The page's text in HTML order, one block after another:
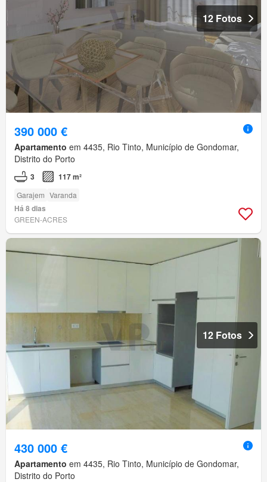
12 Fotos
390 000 €
Apartamento em 4435, Rio Tinto, Município de Gondomar,
Distrito do Porto
3 117 m²
Garajem Varanda
Há 8 dias
GREEN-ACRES
12 Fotos
430 000 €
Apartamento em 4435, Rio Tinto, Município de Gondomar,
Distrito do Porto